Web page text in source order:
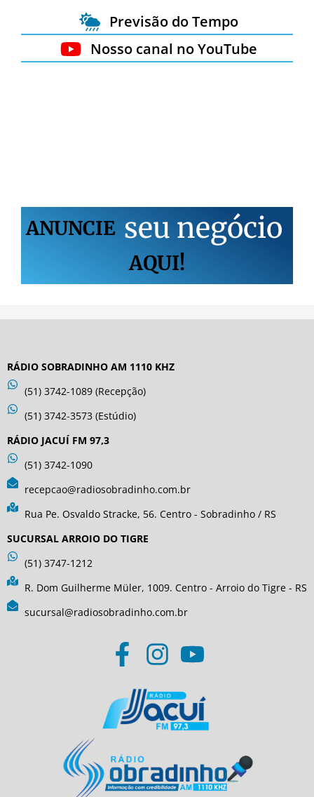
Previsão do Tempo
Nosso canal no YouTube
ANUNCIE seu negócio
AQUI!
RÁDIO SOBRADINHO AM 1110 KHZ
(51) 3742-1089 (Recepção)
(51) 3742-3573 (Estúdio)
RÁDIO JACUÍ FM 97,3
(51) 3742-1090
recepcao@radiosobradinho.com.br
Rua Pe. Osvaldo Stracke, 56. Centro - Sobradinho / RS
SUCURSAL ARROIO DO TIGRE
(51) 3747-1212
R. Dom Guilherme Müler, 1009. Centro - Arroio do Tigre - RS
sucursal@radiosobradinho.com.br